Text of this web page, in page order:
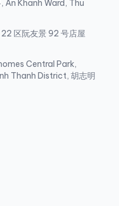
Khanh Ward, Thu
区阮友景 92 号店屋
Central Park,
Thanh District, 胡志明